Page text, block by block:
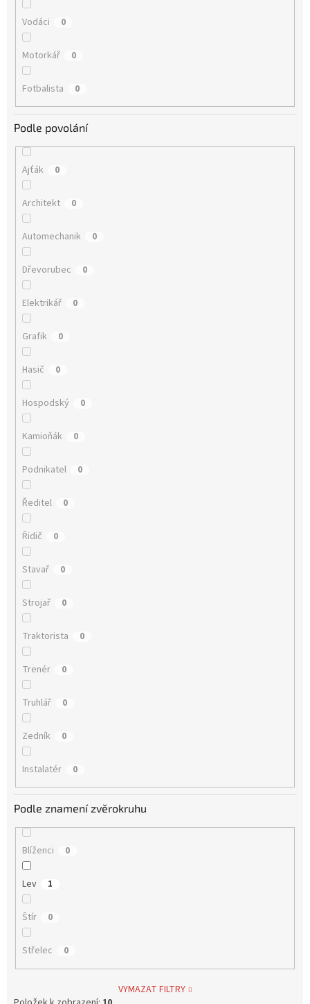
Vodáci 0
Motorkář 0
Fotbalista 0
Podle povolání
Ajťák 0
Architekt 0
Automechanik 0
Dřevorubec 0
Elektrikář 0
Grafik 0
Hasič 0
Hospodský 0
Kamioňák 0
Podnikatel 0
Ředitel 0
Řidič 0
Stavař 0
Strojař 0
Traktorista 0
Trenér 0
Truhlář 0
Zedník 0
Instalatér 0
Podle znamení zvěrokruhu
Blíženci 0
Lev 1
Štír 0
Střelec 0
VYMAZAT FILTRY